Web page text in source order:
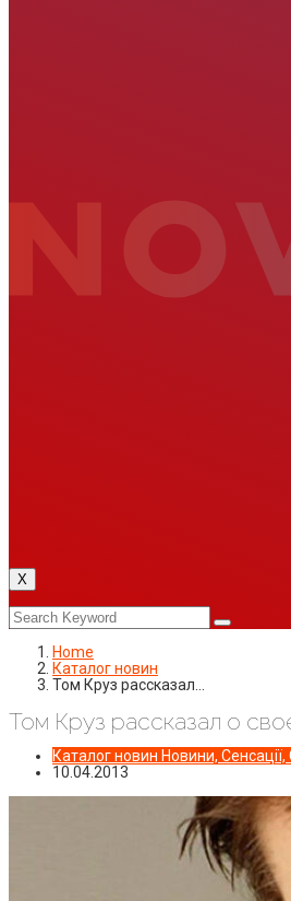
X
Home
Каталог новин
Том Круз рассказал…
Том Круз рассказал о
Каталог новин Новини,
10.04.2013